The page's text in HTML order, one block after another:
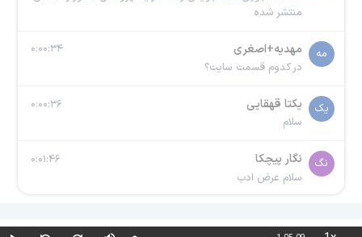
منتشر شده
مه مهدیه+اصغری ۰:۰۰:۳۴
در کدوم قسمت سایت؟
یک یکتا قهقایی ۰:۰۰:۳۶
سلام
نگ نگار پیچکا ۰:۰۱:۴۶
سلام عرض ادب
من ترم سوم هستم ولی نمیدونم شرایط دریافت دارم یا خیر